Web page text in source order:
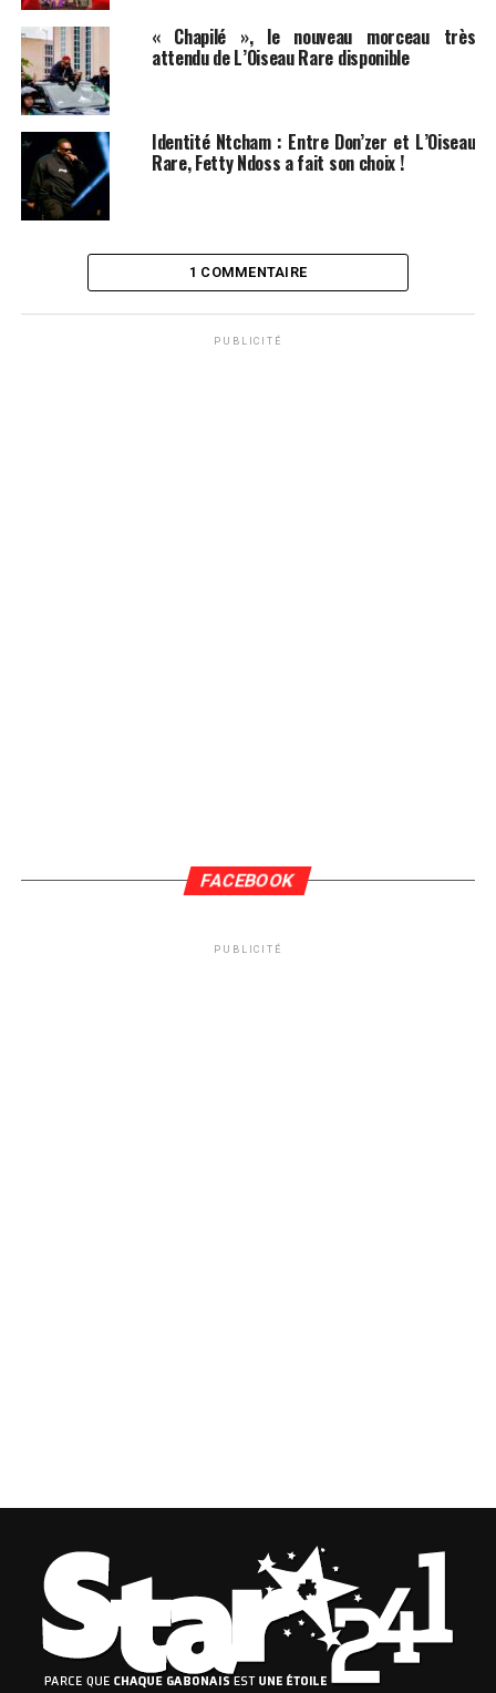
« Chapilé », le nouveau morceau très
attendu de L’Oiseau Rare disponible
Identité Ntcham : Entre Don’zer et L’Oiseau
Rare, Fetty Ndoss a fait son choix !
1 COMMENTAIRE
PUBLICITÉ
FACEBOOK
PUBLICITÉ